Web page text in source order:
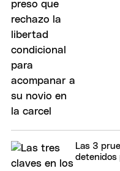
Las 3
detenidos